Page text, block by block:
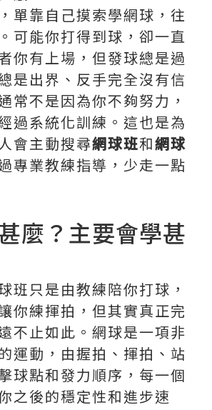
單靠自己摸索學網球，往
可能你打得到球，卻一直
你有上場，但發球總是過
是出界、反手完全沒有信
常不是因為你不夠努力，
過系統化訓練。這也是為
會主動搜尋網球班和網球
專業教練指導，少走一點
麼？主要會學甚
班只是由教練陪你打球，
你練揮拍，但其實真正完
不止如此。網球是一項非
運動，由握拍、揮拍、站
球點和發力順序，每一個
之後的穩定性和進步速